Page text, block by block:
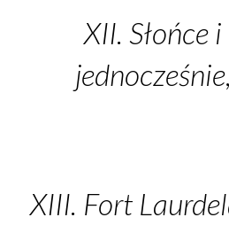
XII. Słońce
XIII. Fort